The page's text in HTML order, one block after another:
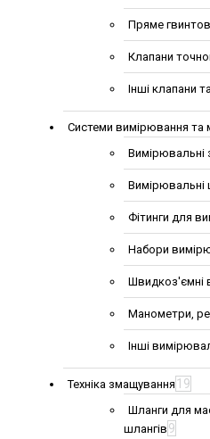
Пряме
Клапани
Інші клапани
Системи вимірювання та
Вимірювальні
Вимірювальні
Фітинги для
Набори
Швидкоз'ємні
Манометри,
Інші
Техніка змащування 19
Шланги для
шлангів 9